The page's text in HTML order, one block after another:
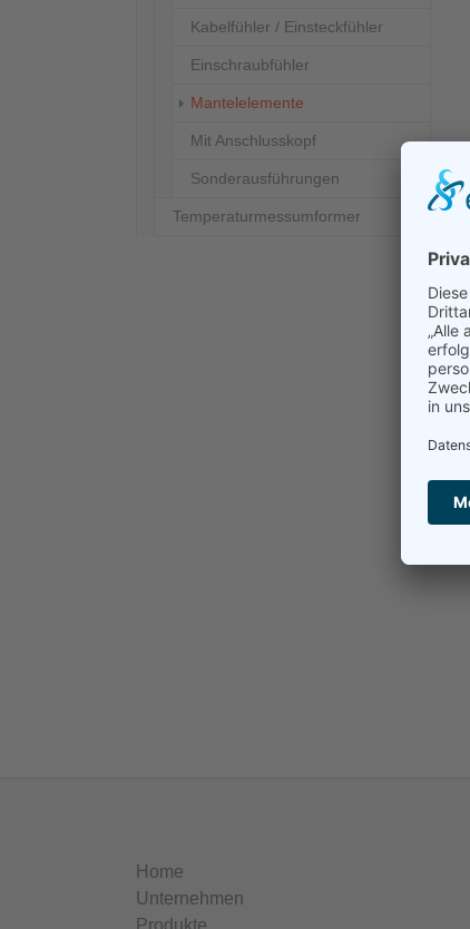
Kabelfühler / Einsteckfühler
Einschraubfühler
Mantelelemente
Mit Anschlusskopf
Sonderausführungen
Temperaturmessumformer
Home
Unternehmen